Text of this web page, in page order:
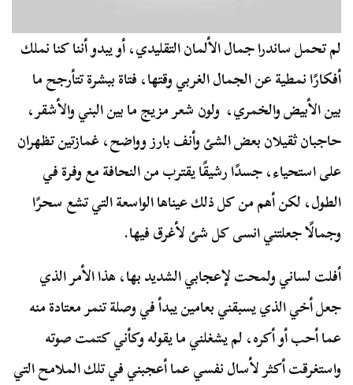
لم تحمل ساندرا جمال الألمان التقليدي، أو يبدو أننا كنا نملك
أفكارًا نمطية عن الجمال الغربي وقتها، فتاة ببشرة تتأرجح ما
بين الأبيض والخمري، ولون شعر مزيج ما بين البني والأشقر،
حاجبان ثقيلان بعض الشئ وأنف بارز وواضح، غمازتين تظهران
على استحياء، جسدًا رشيقًا يقترب من النحافة مع وفرة في
الطول، لكن أهم من كل ذلك عيناها الواسعة التي تشع سحرًا
وجمالًا جعلتني انسى كل شئ لأغرق فيها.
أفلت لساني ولمحت لإعجابي الشديد بها، هذا الأمر الذي
جعل أخي الذي يسبقني بعامين يبدأ في وصلة تنمر معتادة منه
عما أحب أو أكره، لم يشغلني ما يقوله وكأني كتمت صوته
واستغرقت أكثر لأسال نفسي عما أعجبني في تلك الملامح التي